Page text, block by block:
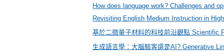
How does language work? Challenges and
Revisiting English Medium Instruction in
基於二微量子材料的科技前沿觀點 Scientific
生成語言學：大腦駭客還是AI? Generative